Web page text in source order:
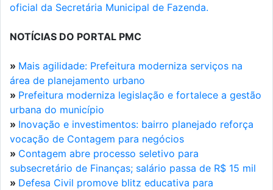
oficial da Secretária Municipal de Fazenda.
NOTÍCIAS DO PORTAL PMC
» Mais agilidade: Prefeitura moderniza serviços na
área de planejamento urbano
» Prefeitura moderniza legislação e fortalece a gestão
urbana do município
» Inovação e investimentos: bairro planejado reforça
vocação de Contagem para negócios
» Contagem abre processo seletivo para
subsecretário de Finanças; salário passa de R$ 15 mil
» Defesa Civil promove blitz educativa para